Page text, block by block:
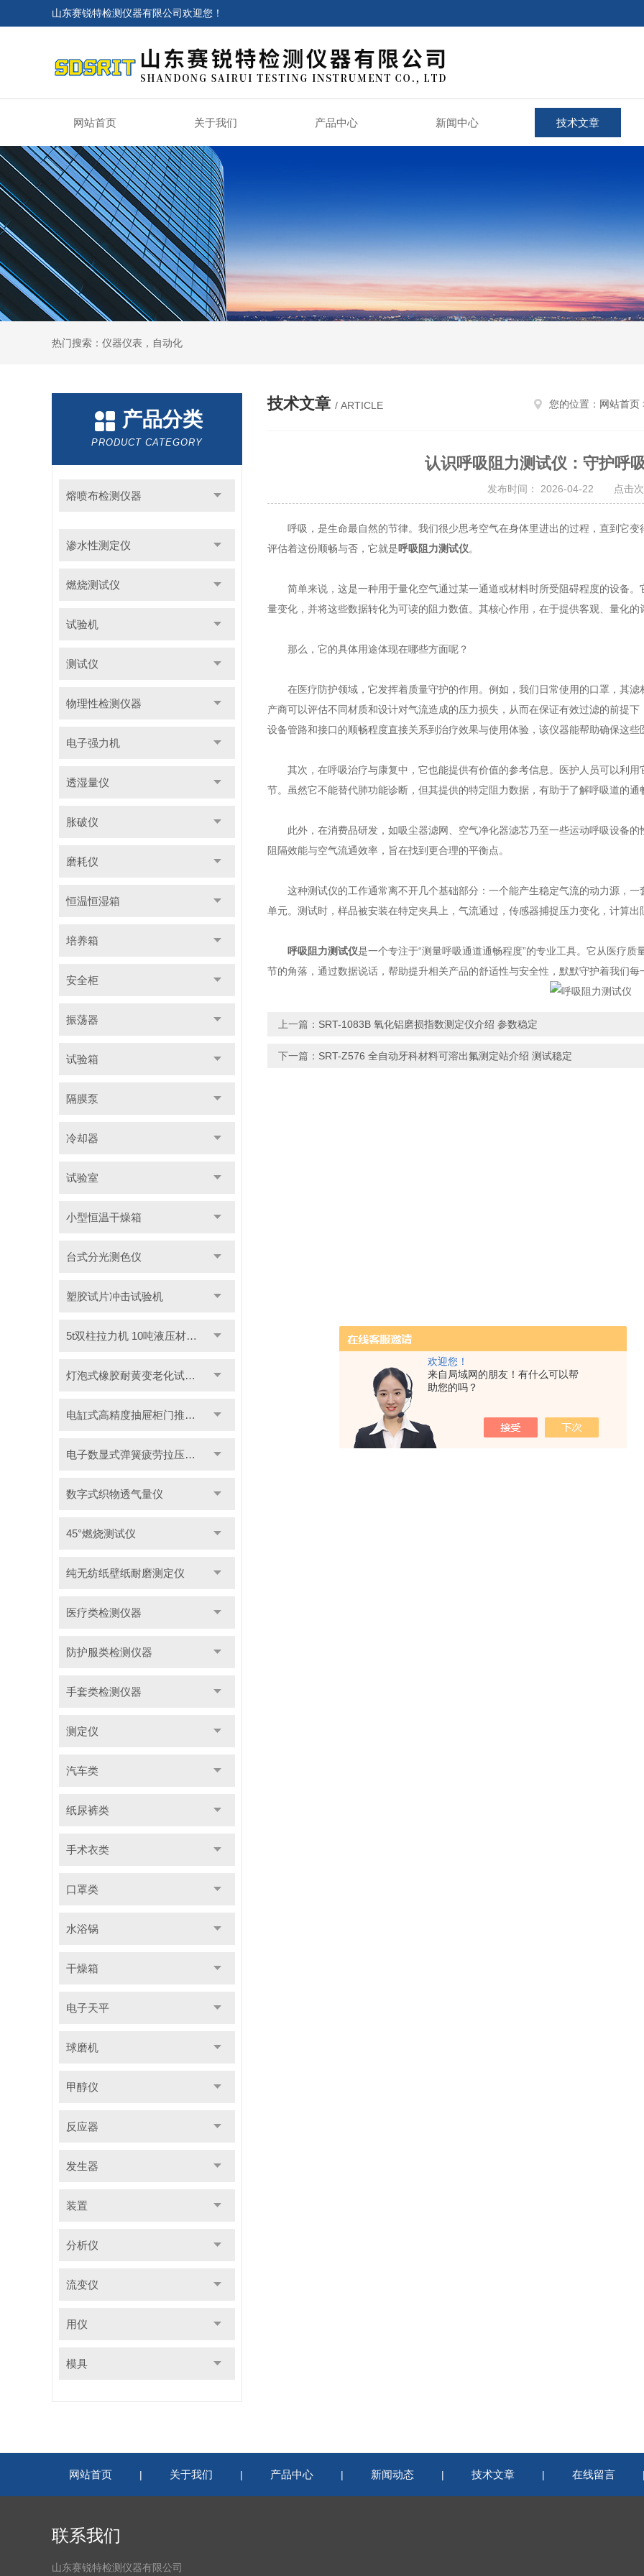
欢迎您！
来自局域网的朋友！有什么可以帮
助您的吗？
山东赛锐特检测仪器有限公司欢迎您！
网站首页 关于我们 产品中心 新闻中心 技术文章
热门搜索：仪器仪表，自动化
产品分类
PRODUCT CATEGORY
熔喷布检测仪器
渗水性测定仪
燃烧测试仪
试验机
测试仪
物理性检测仪器
电子强力机
透湿量仪
胀破仪
磨耗仪
恒温恒湿箱
培养箱
安全柜
振荡器
试验箱
隔膜泵
冷却器
试验室
小型恒温干燥箱
台式分光测色仪
塑胶试片冲击试验机
5t双柱拉力机 10吨液压材料拉力试验机
灯泡式橡胶耐黄变老化试验机
电缸式高精度抽屉柜门推拉试验机
电子数显式弹簧疲劳拉压试验机
数字式织物透气量仪
45°燃烧测试仪
纯无纺纸壁纸耐磨测定仪
医疗类检测仪器
防护服类检测仪器
手套类检测仪器
测定仪
汽车类
纸尿裤类
手术衣类
口罩类
水浴锅
干燥箱
电子天平
球磨机
甲醇仪
反应器
发生器
装置
分析仪
流变仪
用仪
模具
技术文章 / ARTICLE 您的位置： 网站首页
认识呼吸阻力测试仪：守护呼
发布时间： 2026-04-22 点击次
呼吸，是生命最自然的节律。我们很少思考空气在身体里进出的过程，直到它变
评估着这份顺畅与否，它就是呼吸阻力测试仪。
简单来说，这是一种用于量化空气通过某一通道或材料时所受阻碍程度的设备。
量变化，并将这些数据转化为可读的阻力数值。其核心作用，在于提供客观、量化的
那么，它的具体用途体现在哪些方面呢？
在医疗防护领域，它发挥着质量守护的作用。例如，我们日常使用的口罩，其滤
产商可以评估不同材质和设计对气流造成的压力损失，从而在保证有效过滤的前提
设备管路和接口的顺畅程度直接关系到治疗效果与使用体验，该仪器能帮助确保这些
其次，在呼吸治疗与康复中，它也能提供有价值的参考信息。医护人员可以利用
节。虽然它不能替代肺功能诊断，但其提供的特定阻力数据，有助于了解呼吸道的通
此外，在消费品研发，如吸尘器滤网、空气净化器滤芯乃至一些运动呼吸设备的
阻隔效能与空气流通效率，旨在找到更合理的平衡点。
这种测试仪的工作通常离不开几个基础部分：一个能产生稳定气流的动力源，一
单元。测试时，样品被安装在特定夹具上，气流通过，传感器捕捉压力变化，计算出
呼吸阻力测试仪是一个专注于“测量呼吸通道通畅程度”的专业工具。它从医疗
节的角落，通过数据说话，帮助提升相关产品的舒适性与安全性，默默守护着我们每
上一篇： SRT-1083B 氧化铝磨损指数测定仪介绍 参数稳定
下一篇： SRT-Z576 全自动牙科材料可溶出氟测定站介绍 测试稳定
网站首页 | 关于我们 | 产品中心 | 新闻动态 | 技术文章 | 在线留言
联系我们
山东赛锐特检测仪器有限公司